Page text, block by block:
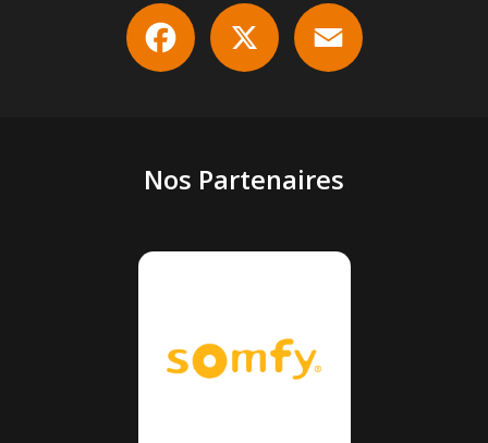
Facebook
Nos Partenaires